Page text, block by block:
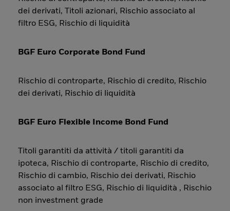
dei derivati, Titoli azionari, Rischio associato al
filtro ESG, Rischio di liquidità
BGF Euro Corporate Bond Fund
Rischio di controparte, Rischio di credito, Rischio
dei derivati, Rischio di liquidità
BGF Euro Flexible Income Bond Fund
Titoli garantiti da attività / titoli garantiti da
ipoteca, Rischio di controparte, Rischio di credito,
Rischio di cambio, Rischio dei derivati, Rischio
associato al filtro ESG, Rischio di liquidità , Rischio
non investment grade